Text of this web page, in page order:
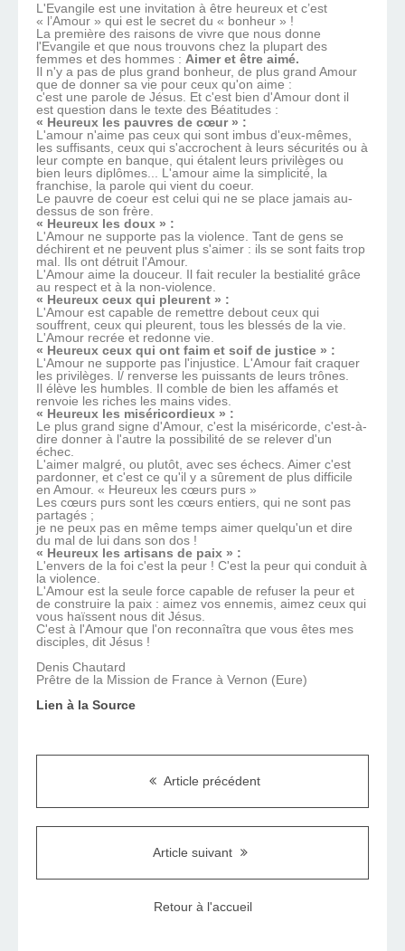
L'Evangile est une invitation à être heureux et c’est
« l’Amour » qui est le secret du « bonheur » !
La première des raisons de vivre que nous donne
l'Evangile et que nous trouvons chez la plupart des
femmes et des hommes : Aimer et être aimé.
Il n'y a pas de plus grand bonheur, de plus grand Amour
que de donner sa vie pour ceux qu'on aime :
c'est une parole de Jésus. Et c'est bien d'Amour dont il
est question dans le texte des Béatitudes :
« Heureux les pauvres de cœur » :
L'amour n'aime pas ceux qui sont imbus d'eux-mêmes,
les suffisants, ceux qui s'accrochent à leurs sécurités ou à
leur compte en banque, qui étalent leurs privilèges ou
bien leurs diplômes... L'amour aime la simplicité, la
franchise, la parole qui vient du coeur.
Le pauvre de coeur est celui qui ne se place jamais au-
dessus de son frère.
« Heureux les doux » :
L'Amour ne supporte pas la violence. Tant de gens se
déchirent et ne peuvent plus s'aimer : ils se sont faits trop
mal. Ils ont détruit l'Amour.
L'Amour aime la douceur. Il fait reculer la bestialité grâce
au respect et à la non-violence.
« Heureux ceux qui pleurent » :
L'Amour est capable de remettre debout ceux qui
souffrent, ceux qui pleurent, tous les blessés de la vie.
L'Amour recrée et redonne vie.
« Heureux ceux qui ont faim et soif de justice » :
L'Amour ne supporte pas l'injustice. L'Amour fait craquer
les privilèges. l/ renverse les puissants de leurs trônes.
Il élève les humbles. Il comble de bien les affamés et
renvoie les riches les mains vides.
« Heureux les miséricordieux » :
Le plus grand signe d'Amour, c'est la miséricorde, c'est-à-
dire donner à l'autre la possibilité de se relever d'un
échec.
L'aimer malgré, ou plutôt, avec ses échecs. Aimer c'est
pardonner, et c'est ce qu'il y a sûrement de plus difficile
en Amour. « Heureux les cœurs purs »
Les cœurs purs sont les cœurs entiers, qui ne sont pas
partagés ;
je ne peux pas en même temps aimer quelqu'un et dire
du mal de lui dans son dos !
« Heureux les artisans de paix » :
L'envers de la foi c'est la peur ! C'est la peur qui conduit à
la violence.
L'Amour est la seule force capable de refuser la peur et
de construire la paix : aimez vos ennemis, aimez ceux qui
vous haïssent nous dit Jésus.
C'est à l'Amour que l'on reconnaîtra que vous êtes mes
disciples, dit Jésus !
Denis Chautard
Prêtre de la Mission de France à Vernon (Eure)
Lien à la Source
Article précédent
Article suivant
Retour à l'accueil